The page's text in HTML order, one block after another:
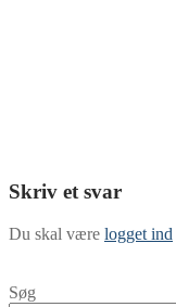
Skriv et svar
Du skal være logget ind
Søg